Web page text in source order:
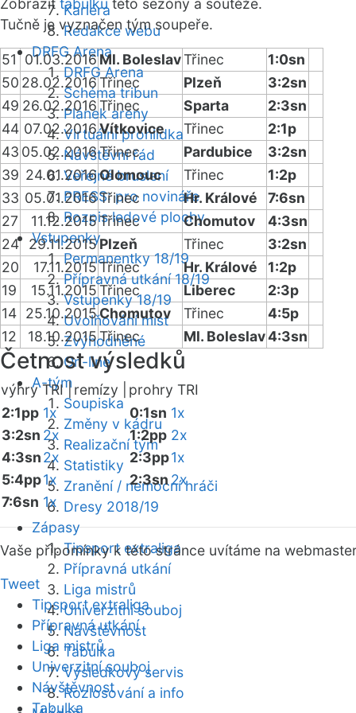
Kariéra
Redakce webu
DRFG Arena
DRFG Arena
Schéma tribun
Plánek areny
Virtuální prohlídka
Návštěvní řád
Veřejné bruslení
PRESS: pro novináře
Rozpis ledové plochy
Vstupenky
Permanentky 18/19
Přípravná utkání 18/19
Vstupenky 18/19
Uvolňování míst
Zvýhodněné
On-line
A-tým
Soupiska
Změny v kádru
Realizační tým
Statistiky
Zranění / nemocní hráči
Dresy 2018/19
Zápasy
Tipsport extraliga
Přípravná utkání
Liga mistrů
Univerzitní souboj
Návštěvnost
Tabulka
Výsledkový servis
Rozlosování a info
Zobrazit tabulku této sezóny a soutěže.
Tučně je vyznačen tým soupeře.
51 01.03.2016 Ml. BoleslavTřinec
1:0sn
50 28.02.2016Třinec Plzeň
3:2sn
49 26.02.2016Třinec Sparta
2:3sn
44 07.02.2016Vítkovice Třinec
2:1p
43 05.02.2016Třinec Pardubice
3:2sn
39 24.01.2016Olomouc Třinec
1:2p
33 05.01.2016Třinec Hr. Králové
7:6sn
27
11.12.2015Třinec Chomutov
4:3sn
24
29.11.2015Plzeň Třinec
3:2sn
20
17.11.2015Třinec Hr. Králové
1:2p
19
15.11.2015Třinec Liberec
2:3p
14 25.10.2015Chomutov Třinec
4:5p
12
18.10.2015Třinec Ml. Boleslav4:3sn
Četnost výsledků
výhry TRI |remízy |
prohry TRI
2:1pp 1x
3:2sn 2x
4:3sn2x
5:4pp1x
7:6sn 1x
0:1sn 1x
1:2pp 2x
2:3pp1x
2:3sn2x
Vaše připomínky k této stránce uvítáme na webmaster
Tweet
Tipsport extraliga
Přípravná utkání
Liga mistrů
Univerzitní souboj
Návštěvnost
Tabulka